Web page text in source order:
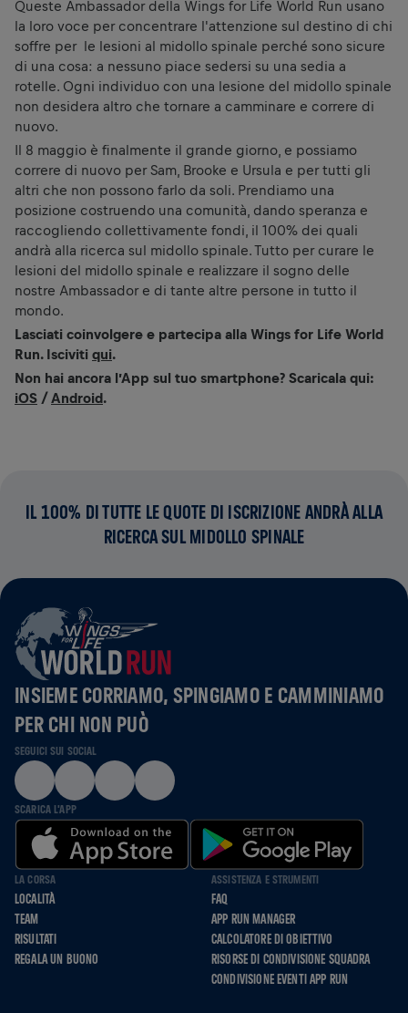
Queste Ambassador della Wings for Life World Run usano
la loro voce per concentrare l'attenzione sul destino di chi
soffre per le lesioni al midollo spinale perché sono sicure
di una cosa: a nessuno piace sedersi su una sedia a
rotelle. Ogni individuo con una lesione del midollo spinale
non desidera altro che tornare a camminare e correre di
nuovo.
Il 8 maggio è finalmente il grande giorno, e possiamo
correre di nuovo per Sam, Brooke e Ursula e per tutti gli
altri che non possono farlo da soli. Prendiamo una
posizione costruendo una comunità, dando speranza e
raccogliendo collettivamente fondi, il 100% dei quali
andrà alla ricerca sul midollo spinale. Tutto per curare le
lesioni del midollo spinale e realizzare il sogno delle
nostre Ambassador e di tante altre persone in tutto il
mondo.
Lasciati coinvolgere e partecipa alla Wings for Life World
Run. Isciviti qui.
Non hai ancora l’App sul tuo smartphone? Scaricala qui:
iOS /Android.
IL 100% DI TUTTE LE QUOTE DI ISCRIZIONE ANDRÀ ALLA
RICERCA SUL MIDOLLO SPINALE
INSIEME CORRIAMO, SPINGIAMO E CAMMINIAMO
PER CHI NON PUÒ
SEGUICI SUI SOCIAL
SCARICA L'APP
LA CORSA
LOCALITÀ
TEAM
RISULTATI
REGALA UN BUONO
ASSISTENZA E STRUMENTI
FAQ
APP RUN MANAGER
CALCOLATORE DI OBIETTIVO
RISORSE DI CONDIVISIONE SQUADRA
CONDIVISIONE EVENTI APP RUN